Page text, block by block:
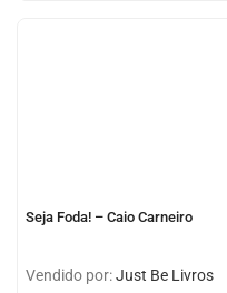
Seja Foda! – Caio Carneiro
Vendido por:Just Be Livros